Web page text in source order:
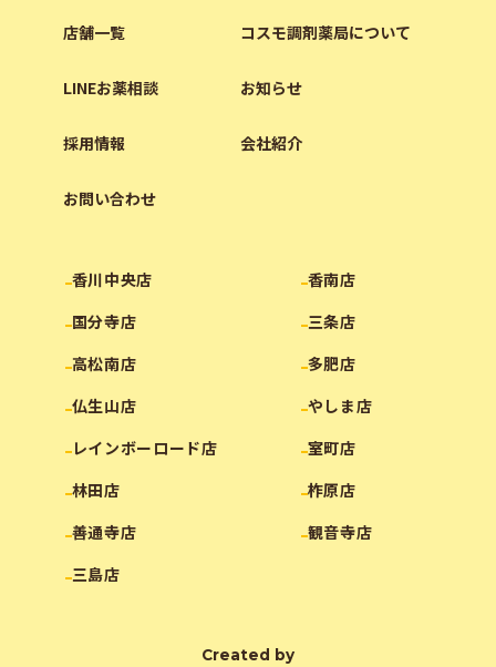
店舗一覧 コスモ調剤薬局について
LINEお薬相談 お知らせ
採用情報 会社紹介
お問い合わせ
香川中央店
香南店
国分寺店
三条店
高松南店
多肥店
仏生山店
やしま店
レインボーロード店
室町店
林田店
柞原店
善通寺店
観音寺店
三島店
Created by